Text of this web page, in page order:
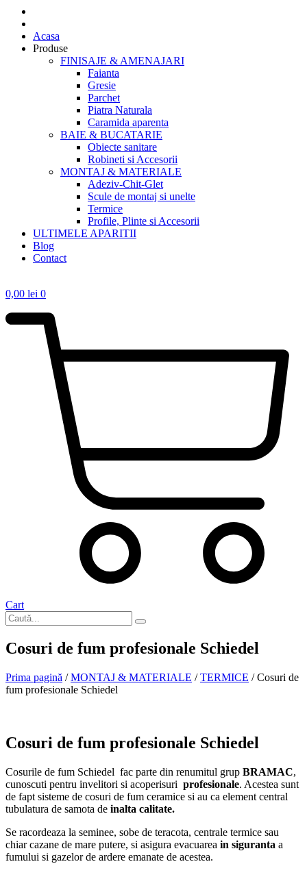
Acasa
Produse
FINISAJE & AMENAJARI
Faianta
Gresie
Parchet
Piatra Naturala
Caramida aparenta
BAIE & BUCATARIE
Obiecte sanitare
Robineti si Accesorii
MONTAJ & MATERIALE
Adeziv-Chit-Glet
Scule de montaj si unelte
Termice
Profile, Plinte si Accesorii
ULTIMELE APARITII
Blog
Contact
0,00 lei 0
Cart
Cosuri de fum profesionale Schiedel
Prima pagină /MONTAJ & MATERIALE /TERMICE / Cosuri de
fum profesionale Schiedel
Cosuri de fum profesionale Schiedel
Cosurile de fum Schiedel fac parte din renumitul grup BRAMAC,
cunoscuti pentru invelitori si acoperisuri profesionale. Acestea sunt
de fapt sisteme de cosuri de fum ceramice si au ca element central
tubulatura de samota de inalta calitate.
Se racordeaza la seminee, sobe de teracota, centrale termice sau
chiar cazane de mare putere, si asigura evacuarea in siguranta a
fumului si gazelor de ardere emanate de acestea.